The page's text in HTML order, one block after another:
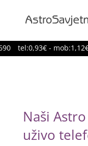
tel:0,93€ - mob:1,12€
Naši
uživo